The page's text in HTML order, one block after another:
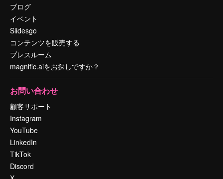
ブログ
イベント
Slidesgo
コンテンツを販売する
プレスルーム
magnific.aiをお探しですか？
お問い合わせ
顧客サポート
Instagram
YouTube
LinkedIn
TikTok
Discord